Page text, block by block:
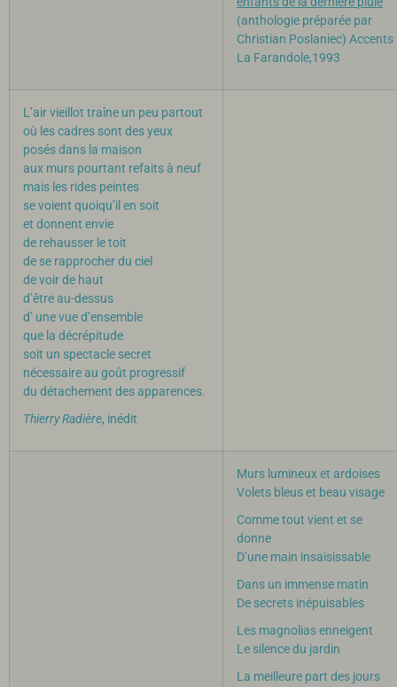
(anthologie préparée par
Christian Poslaniec) Accents
La Farandole,1993
L’air vieillot traîne un peu partout
où les cadres sont des yeux
posés dans la maison
aux murs pourtant refaits à neuf
mais les rides peintes
se voient quoiqu’il en soit
et donnent envie
de rehausser le toit
de se rapprocher du ciel
de voir de haut
d’être au-dessus
d’ une vue d’ensemble
que la décrépitude
soit un spectacle secret
nécessaire au goût progressif
du détachement des apparences.
Thierry Radière, inédit
Murs lumineux et ardoises
Volets bleus et beau visage
Comme tout vient et se
donne
D’une main insaisissable
Dans un immense matin
De secrets inépuisables
Les magnolias enneigent
Le silence du jardin
La meilleure part des jours